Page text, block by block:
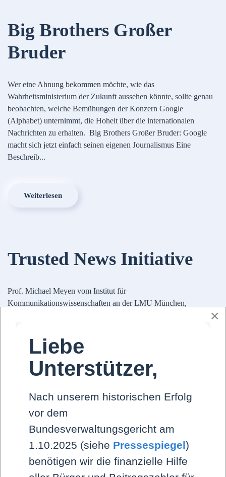
Big Brothers Großer
Bruder
Wer eine Ahnung bekommen möchte, wie das
Wahrheitsministerium der Zukunft aussehen könnte, sollte genau
beobachten, welche Bemühungen der Konzern Google
(Alphabet) unternimmt, die Hoheit über die internationalen
Nachrichten zu erhalten. Big Brothers Großer Bruder: Google
macht sich jetzt einfach seinen eigenen Journalismus Eine
Beschreib...
Weiterlesen
Trusted News Initiative
Prof. Michael Meyen vom Institut für
Kommunikationswissenschaften an der LMU München,
Einheitsnarrativ | Rubikon-Magazin Im Verbund mit den großen
Digitalplattformen verengen die Faktenchecker die Realität zu
einer einseitigen ...
Weiterlesen
System-Medien
×
Liebe
Unterstützer,
Nach unserem historischen Erfolg
vor dem
Bundesverwaltungsgericht am
1.10.2025 (siehe Pressespiegel)
benötigen wir die finanzielle Hilfe